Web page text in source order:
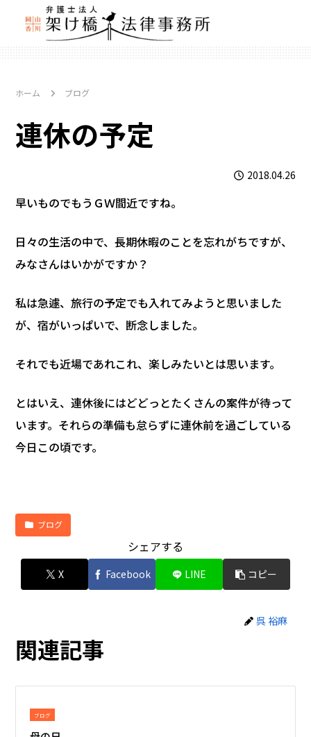
ホーム ブログ
連休の予定
2018.04.26
早いものでもうＧＷ間近ですね。
日々の生活の中で、長期休暇のことを忘れがちですが、
みなさんはいかがですか？
私は急遽、旅行の予定でも入れてみようと思いました
が、宿がいっぱいで、断念しました。
それでも近場であれこれ、楽しみたいとは思います。
とはいえ、連休後にはどどっとたくさんの案件が待って
います。それらの準備も怠らずに連休前を過ごしている
今日この頃です。
ブログ
シェアする
X Facebook LINE コピー
呉 裕麻
関連記事
ブログ